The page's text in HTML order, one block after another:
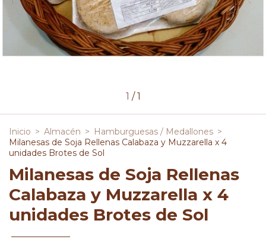
1 /1
Inicio > Almacén > Hamburguesas / Medallones >
Milanesas de Soja Rellenas Calabaza y Muzzarella x 4
unidades Brotes de Sol
Milanesas de Soja Rellenas
Calabaza y Muzzarella x 4
unidades Brotes de Sol